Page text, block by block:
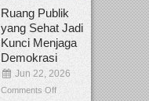
Ruang Publik
yang Sehat Jadi
Kunci Menjaga
Demokrasi
Jun 22, 2026
Comments Off